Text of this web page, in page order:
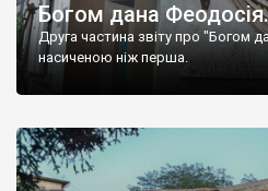
Богом дана
Друга частина звіту про "Богом
насиченою ніж перша.